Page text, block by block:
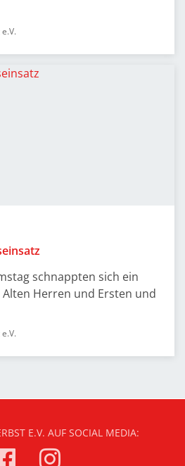
schnappten sich ein
Herren und Ersten und
E.V. AUF SOCIAL MEDIA: